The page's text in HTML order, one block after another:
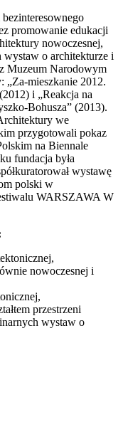
promowanie edukacji
nowoczesnej,
o architekturze i
Muzeum Narodowym
„Za-mieszkanie 2012.
i „Reakcja na
Bohusza” (2013).
we
przygotowali pokaz
na Biennale
fundacja była
wystawę
polski w
WARSZAWA W
nowoczesnej i
przestrzeni
wystaw o